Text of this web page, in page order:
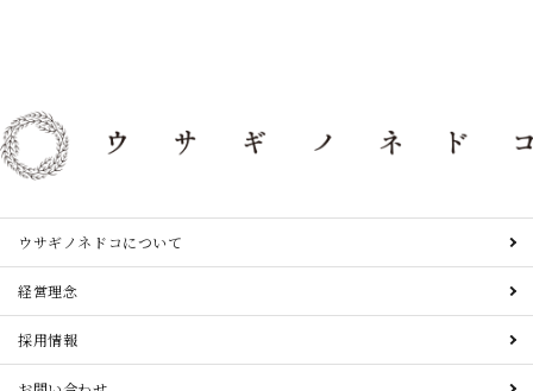
ウサギノネドコについて
経営理念
採用情報